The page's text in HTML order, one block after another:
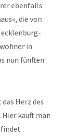
ebenfalls
die von
in
nun fünften
Herz des
Hier kauft man